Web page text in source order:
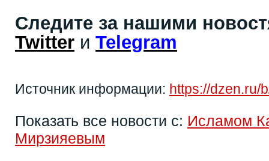
Следите за нашими
Twitter и Telegram
Источник информации: https://dzen.ru/
Показать все новости с: Исламом
Мирзияевым